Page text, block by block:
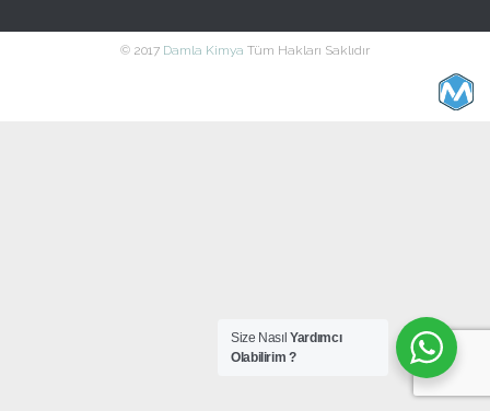
© 2017 Damla Kimya Tüm Hakları Saklıdır
Size NasılYardımcı
Olabilirim ?